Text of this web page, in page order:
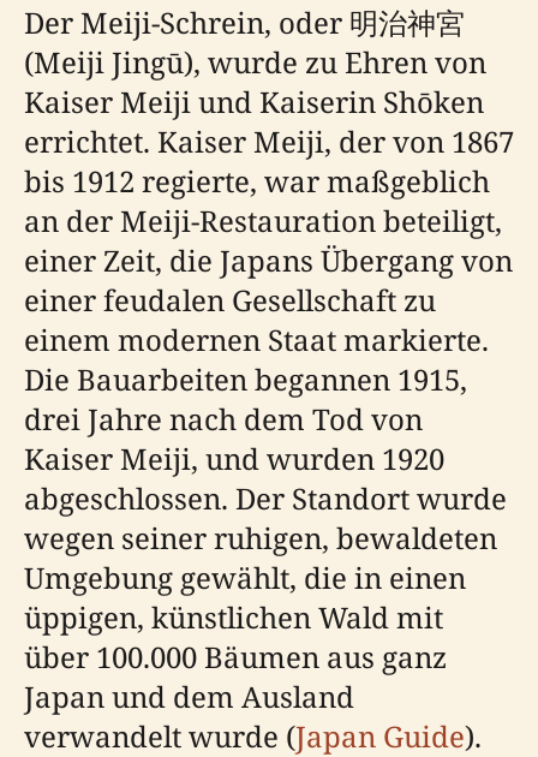
Der Meiji-Schrein, oder 明治神宮
(Meiji Jingū), wurde zu Ehren von
Kaiser Meiji und Kaiserin Shōken
errichtet. Kaiser Meiji, der von 1867
bis 1912 regierte, war maßgeblich
an der Meiji-Restauration beteiligt,
einer Zeit, die Japans Übergang von
einer feudalen Gesellschaft zu
einem modernen Staat markierte.
Die Bauarbeiten begannen 1915,
drei Jahre nach dem Tod von
Kaiser Meiji, und wurden 1920
abgeschlossen. Der Standort wurde
wegen seiner ruhigen, bewaldeten
Umgebung gewählt, die in einen
üppigen, künstlichen Wald mit
über 100.000 Bäumen aus ganz
Japan und dem Ausland
verwandelt wurde (Japan Guide).